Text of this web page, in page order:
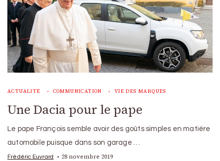
ACTUALITÉ COMMUNICATION VIE DES MARQUES
Une Dacia pour le pape
Le pape François semble avoir des goûts simples en matière
automobile puisque dans son garage …
Frédéric Euvrard 28 novembre 2019